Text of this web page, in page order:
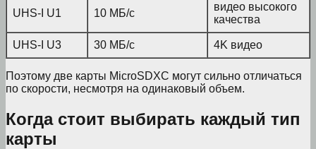
UHS-I U1 10 МБ/с
видео высокого
качества
UHS-I U3 30 МБ/с 4K видео
Поэтому две карты MicroSDXC могут сильно отличаться
по скорости, несмотря на одинаковый объем.
Когда стоит выбирать каждый тип
карты